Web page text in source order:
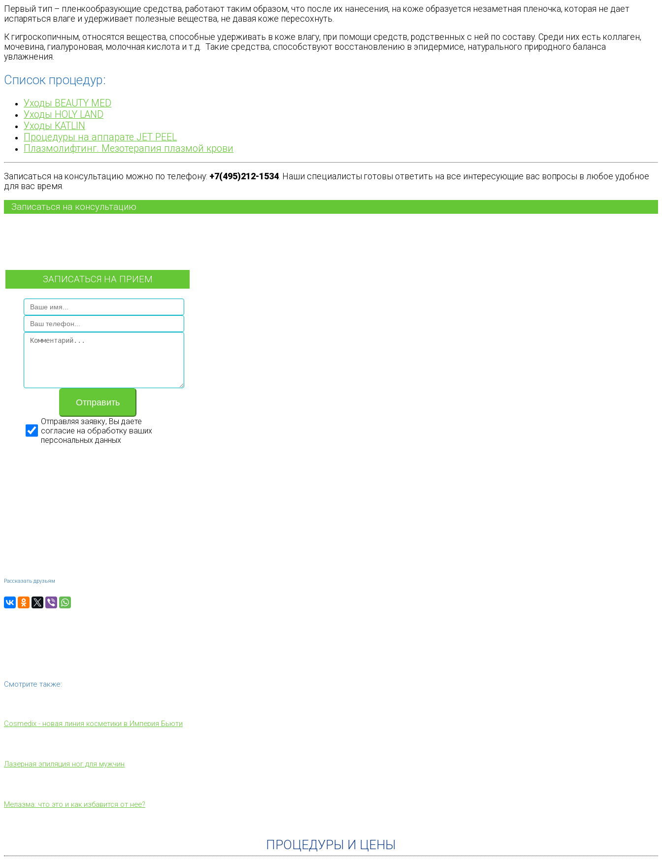
Первый тип – пленкообразующие средства, работают таким образом, что после их нанесения, на коже образуется незаметная пленочка, которая не дает
испаряться влаге и удерживает полезные вещества, не давая коже пересохнуть.
К гигроскопичным, относятся вещества, способные удерживать в коже влагу, при помощи средств, родственных с ней по составу. Среди них есть коллаген,
мочевина, гиалуроновая, молочная кислота и т.д. Такие средства, способствуют восстановлению в эпидермисе, натурального природного баланса
увлажнения.
Список процедур:
Уходы BEAUTY MED
Уходы HOLY LAND
Уходы KATLIN
Процедуры на аппарате JET PEEL
Плазмолифтинг. Мезотерапия плазмой крови
Записаться на консультацию можно по телефону: +7(495)212-1534. Наши специалисты готовы ответить на все интересующие вас вопросы в любое удобное
для вас время.
Записаться на консультацию
ЗАПИСАТЬСЯ НА ПРИЕМ
Отправить
Отправляя заявку, Вы даете
согласие на обработку ваших
персональных данных
Рассказать друзьям
Смотрите также:
Cosmedix - новая линия косметики в Империя Бьюти
Лазерная эпиляция ног для мужчин
Мелазма: что это и как избавится от нее?
ПРОЦЕДУРЫ И ЦЕНЫ